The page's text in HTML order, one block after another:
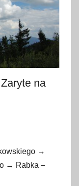
na
→
→ Rabka –